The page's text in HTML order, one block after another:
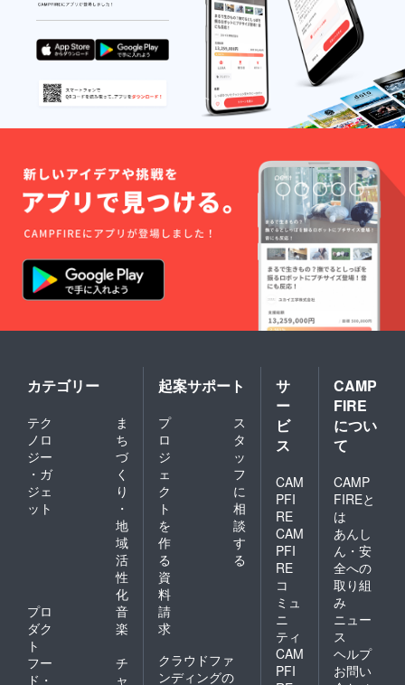
カテゴリー
テク
ノロ
ジー
・ガ
ジェ
ット
ま
ち
づ
く
り
・
地
域
活
性
化
プロ
ダク
ト
音
楽
フー
ド・
チ
ャ
起案サポート
プ
ロ
ジ
ェ
ク
ト
を
作
る
ス
タ
ッ
フ
に
相
談
す
る
資
料
請
求
クラウドファ
ンディングの
サ
ー
ビ
ス
CAM
PFI
RE
CAM
PFI
RE
コ
ミュ
ニ
ティ
CAM
PFI
CAMP
FIRE
につい
て
CAMP
FIREと
は
あんし
ん・安
全への
取り組
み
ニュー
ス
ヘルプ
お問い